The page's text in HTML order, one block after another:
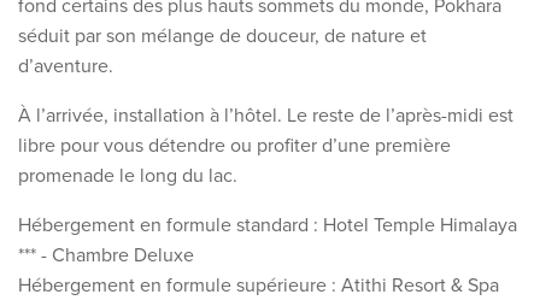
fond certains des plus hauts sommets du monde, Pokhara
séduit par son mélange de douceur, de nature et
d’aventure.
À l’arrivée, installation à l’hôtel. Le reste de l’après-midi est
libre pour vous détendre ou profiter d’une première
promenade le long du lac.
Hébergement en formule standard : Hotel Temple Himalaya
*** - Chambre Deluxe
Hébergement en formule supérieure : Atithi Resort & Spa